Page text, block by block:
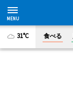
31°C 食べる